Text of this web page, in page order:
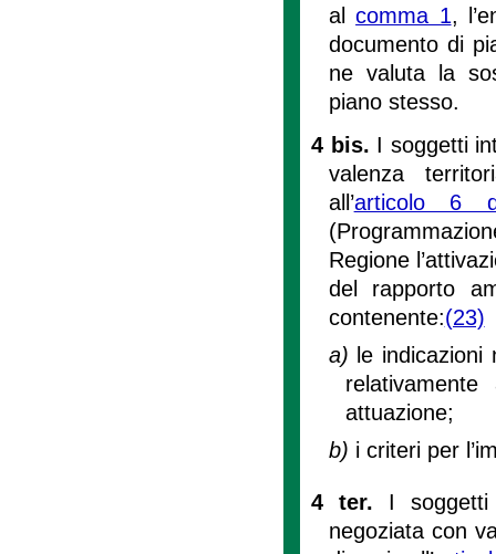
alcomma 1,
documento di
ne valuta la
piano stesso.
4 bis. I soggetti
valenza
all’articolo 6
Regione
del rapporto
contenente:(23)
a) le
attuazione;
b) i criteri per
4 ter. I
negoziata con